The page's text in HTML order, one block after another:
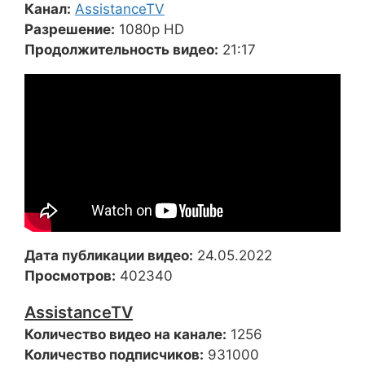
Канал: AssistanceTV
Разрешение: 1080p HD
Продолжительность видео: 21:17
Дата публикации видео: 24.05.2022
Просмотров: 402340
AssistanceTV
Количество видео на канале: 1256
Количество подписчиков: 931000